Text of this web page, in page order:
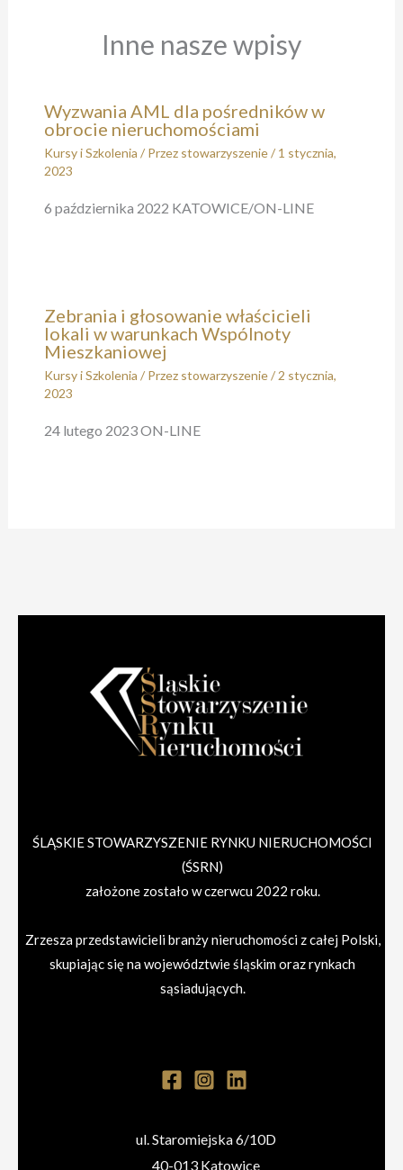
Inne nasze wpisy
Wyzwania AML dla pośredników w
obrocie nieruchomościami​
Kursy i Szkolenia / Przez stowarzyszenie/ 1 stycznia,
2023
6 października 2022 KATOWICE/ON-LINE
Zebrania i głosowanie właścicieli
lokali w warunkach Wspólnoty
Mieszkaniowej
Kursy i Szkolenia / Przez stowarzyszenie/ 2 stycznia,
2023
24 lutego 2023 ON-LINE
ŚLĄSKIE STOWARZYSZENIE RYNKU NIERUCHOMOŚCI
(ŚSRN)
założone zostało w czerwcu 2022 roku.
Zrzesza przedstawicieli branży nieruchomości z całej Polski,
skupiając się na województwie śląskim oraz rynkach
sąsiadujących.
ul. Staromiejska 6/10D
40-013 Katowice